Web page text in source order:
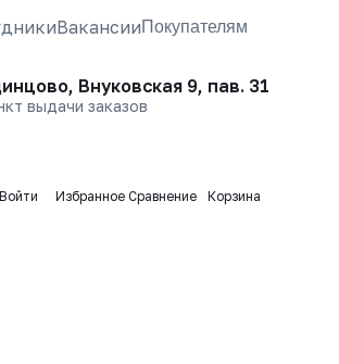
ВакансииПокупателям
Внуковская 9, пав. 31
выдачи заказов
Войти Избранное Сравнение Корзина